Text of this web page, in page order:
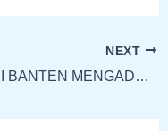
NEXT
KANTOR BAHASA PROVINSI BANTEN MENGADAKAN BIMBINGAN TEKNIS PENULISAN CERITA ANAK DI HOTEL LE DIAN